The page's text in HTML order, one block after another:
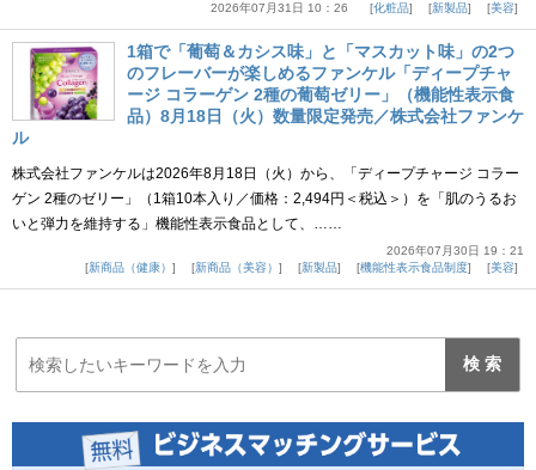
2026年07月31日 10：26 化粧品 新製品 美容
1箱で「葡萄＆カシス味」と「マスカット味」の2つ
のフレーバーが楽しめるファンケル「ディープチャ
ージ コラーゲン 2種の葡萄ゼリー」（機能性表示食
品）8月18日（火）数量限定発売／株式会社ファンケ
ル
株式会社ファンケルは2026年8月18日（火）から、「ディープチャージ コラー
ゲン 2種のゼリー」（1箱10本入り／価格：2,494円＜税込＞）を「肌のうるお
いと弾力を維持する」機能性表示食品として、……
2026年07月30日 19：21
新商品（健康）
新商品（美容） 新製品 機能性表示食品制度 美容